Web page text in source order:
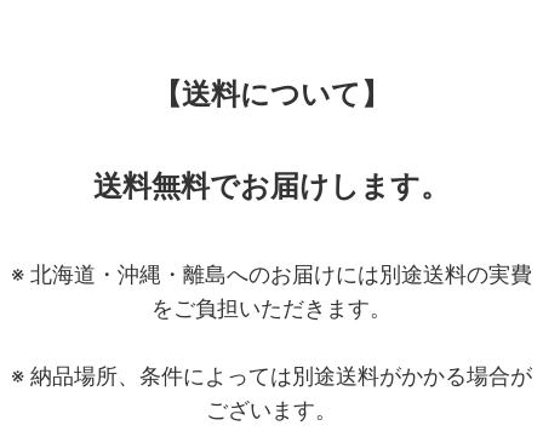
【送料について】
送料無料でお届けします。
※ 北海道・沖縄・離島へのお届けには別途送料の実費
をご負担いただきます。
※ 納品場所、条件によっては別途送料がかかる場合が
ございます。